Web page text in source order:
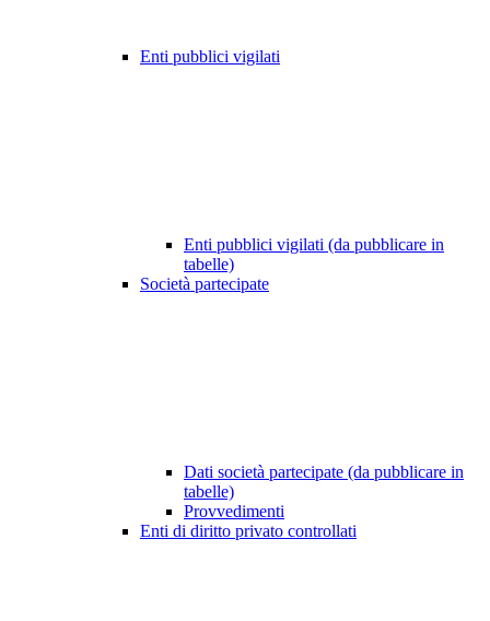
Enti pubblici vigilati
Enti pubblici vigilati (da pubblicare in
tabelle)
Società partecipate
Dati società partecipate (da pubblicare in
tabelle)
Provvedimenti
Enti di diritto privato controllati